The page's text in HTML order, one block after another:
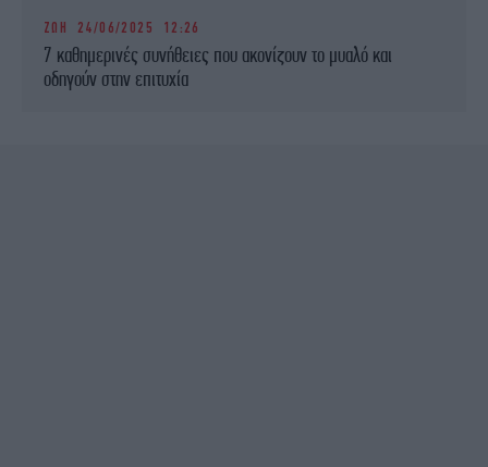
ΖΩΗ 24/06/2025 12:26
7 καθημερινές συνήθειες που ακονίζουν το μυαλό και
οδηγούν στην επιτυχία